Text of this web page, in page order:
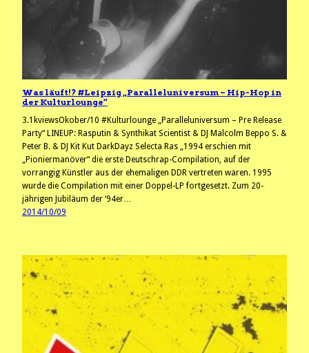
Was läuft!? #Leipzig „Paralleluniversum – Hip-Hop in
der Kulturlounge“
3.1kviewsOkober/10 #Kulturlounge „Paralleluniversum – Pre Release
Party“ LINEUP: Rasputin & Synthikat Scientist & DJ Malcolm Beppo S. &
Peter B. & DJ Kit Kut DarkDayz Selecta Ras „1994 erschien mit
„Pioniermanöver“ die erste Deutschrap-Compilation, auf der
vorrangig Künstler aus der ehemaligen DDR vertreten waren. 1995
wurde die Compilation mit einer Doppel-LP fortgesetzt. Zum 20-
jährigen Jubiläum der ‘94er…
2014/10/09